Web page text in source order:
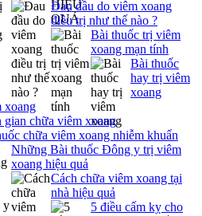
Đau đầu do viêm xoang
điều trị như thế nào ?
Bài thuốc trị viêm
xoang mạn tính
Bài thuốc
hay trị viêm
xoang
xoang
gian chữa viêm xoang
chữa viêm xoang nhiễm khuẩn
Những Bài thuốc Đông y trị viêm
xoang hiệu quả
Cách chữa viêm xoang tại
nhà hiệu quả
5 điều cấm kỵ cho